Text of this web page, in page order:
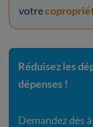
votre
Réduisez les
dépenses !
Demandez dès